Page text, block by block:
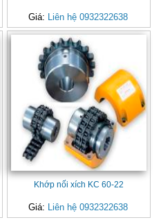
Giá: Liên hệ 0932322638
Khớp nối xích KC 60-22
Giá: Liên hệ 0932322638